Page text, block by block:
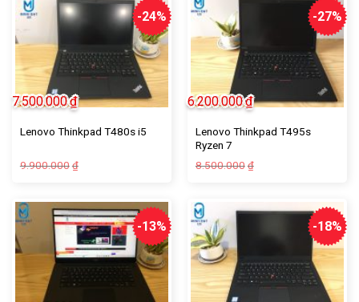
-24%
Lenovo Thinkpad T480s i5
9.900.000 ₫
7.500.000₫
-27%
Lenovo Thinkpad T495s
Ryzen 7
8.500.000 ₫
6.200.000₫
-13% -18%